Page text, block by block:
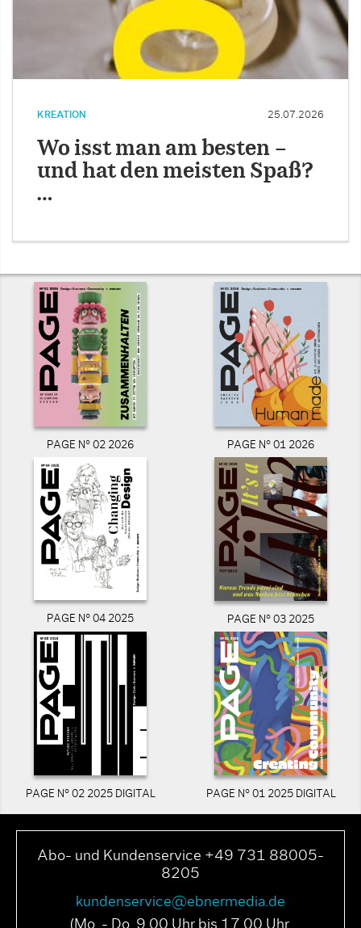
KREATION 25.07.2026
Wo isst man am besten –
und hat den meisten Spaß?
…
PAGE N° 02 2026 PAGE N° 01 2026
PAGE N° 04 2025 PAGE N° 03 2025
PAGE N° 02 2025 DIGITAL PAGE N° 01 2025 DIGITAL
Abo- und Kundenservice +49 731 88005-
8205
kundenservice@ebnermedia.de
(Mo. - Do. 9.00 Uhr bis 17.00 Uhr,